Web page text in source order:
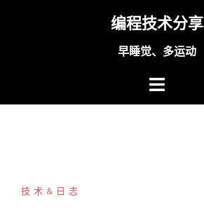
编程技术分享
早睡觉、多运动
技术&日志